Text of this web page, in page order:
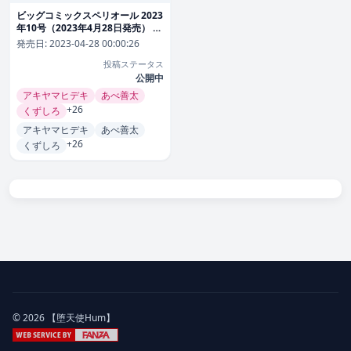
ビッグコミックスペリオール 2023
年10号（2023年4月28日発売） 雑
誌
発売日:2023-04-28 00:00:26
投稿ステータス
公開中
アキヤマヒデキ
あべ善太
くずしろ +26
アキヤマヒデキ
あべ善太
くずしろ +26
© 2026 【堕天使Hum】